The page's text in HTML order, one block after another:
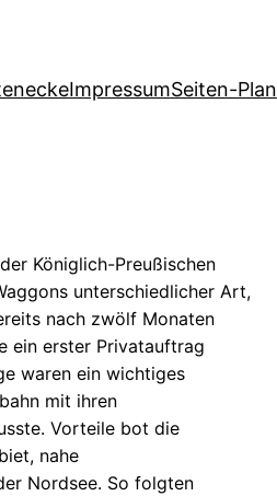
ImpressumSeiten-Plan
Königlich-Preußischen
unterschiedlicher Art,
nach zwölf Monaten
ein erster Privatauftrag
waren ein wichtiges
mit ihren
Vorteile bot die
nahe
Nordsee. So folgten